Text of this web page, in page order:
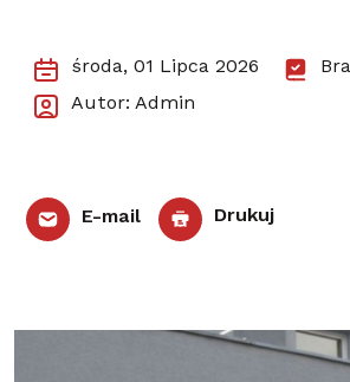
środa, 01 Lipca 2026
Autor: Admin
E-mail Drukuj